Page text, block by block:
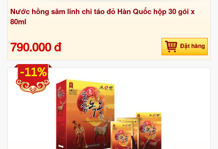
Nước hồng sâm linh chi táo đỏ Hàn Quốc hộp 30 gói x
80ml
790.000 đ Đặt hàng
-11%